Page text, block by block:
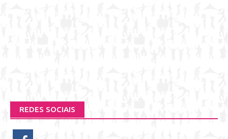
REDES SOCIAIS